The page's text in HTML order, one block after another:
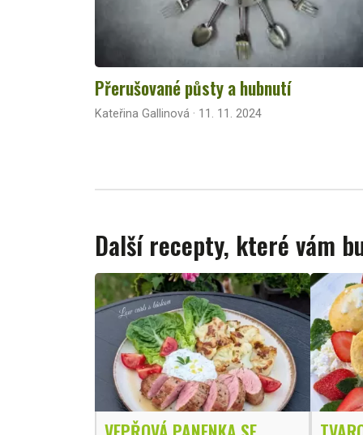
Přerušované půsty a hubnutí
Kateřina Gallinová · 11. 11. 2024
Další recepty, které vám